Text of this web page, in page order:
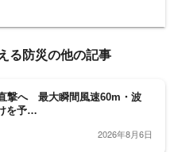
る防災の他の記事
撃へ 最大瞬間風速60m・波
を予…
2026年8月6日